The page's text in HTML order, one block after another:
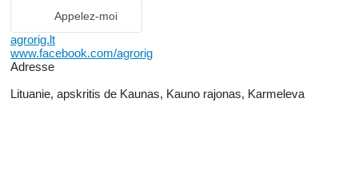
Appelez-moi
agrorig.lt
www.facebook.com/agrorig
Adresse
Lituanie, apskritis de Kaunas, Kauno rajonas, Karmeleva